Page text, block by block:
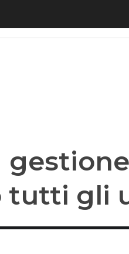
gestione
tutti gli